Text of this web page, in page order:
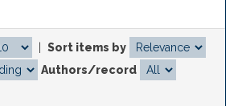
Sort items by
Authors/record